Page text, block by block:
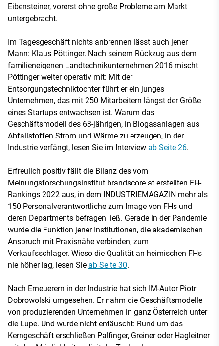
Eibensteiner, vorerst ohne große Probleme am Markt
untergebracht.
Im Tagesgeschäft nichts anbrennen lässt auch jener
Mann: Klaus Pöttinger. Nach seinem Rückzug aus dem
familieneigenen Landtechnikunternehmen 2016 mischt
Pöttinger weiter operativ mit: Mit der
Entsorgungstechniktochter führt er ein junges
Unternehmen, das mit 250 Mitarbeitern längst der Größe
eines Startups entwachsen ist. Warum das
Geschäftsmodell des 63-jährigen, in Biogasanlagen aus
Abfallstoffen Strom und Wärme zu erzeugen, in der
Industrie verfängt, lesen Sie im Interview ab Seite 26.
Erfreulich positiv fällt die Bilanz des vom
Meinungsforschungsinstitut brandscore.at erstellten FH-
Rankings 2022 aus, in dem INDUSTRIEMAGAZIN mehr als
150 Personalverantwortliche zum Image von FHs und
deren Departments befragen ließ. Gerade in der Pandemie
wurde die Funktion jener Institutionen, die akademischen
Anspruch mit Praxisnähe verbinden, zum
Verkaufsschlager. Wieso die Qualität an heimischen FHs
nie höher lag, lesen Sie ab Seite 30.
Nach Erneuerern in der Industrie hat sich IM-Autor Piotr
Dobrowolski umgesehen. Er nahm die Geschäftsmodelle
von produzierenden Unternehmen in ganz Österreich unter
die Lupe. Und wurde nicht entäuscht: Rund um das
Kerngeschäft erschließen Palfinger, Greiner oder Hagleitner